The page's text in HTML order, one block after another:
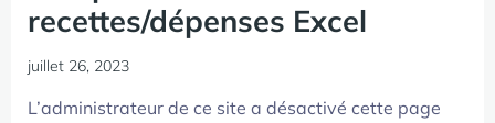
recettes/dépenses Excel
juillet 26, 2023
L’administrateur de ce site a désactivé cette page